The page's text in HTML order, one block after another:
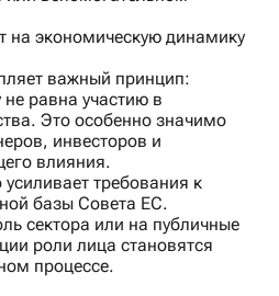
на экономическую динамику
важный принцип:
не равна участию в
Это особенно значимо
инвесторов и
влияния.
требования к
базы Совета ЕС.
сектора или на публичные
роли лица становятся
процессе.